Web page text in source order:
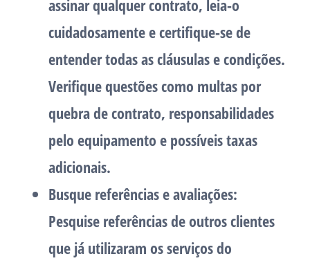
assinar qualquer contrato, leia-o
cuidadosamente e certifique-se de
entender todas as cláusulas e condições.
Verifique questões como multas por
quebra de contrato, responsabilidades
pelo equipamento e possíveis taxas
adicionais.
Busque referências e avaliações:
Pesquise referências de outros clientes
que já utilizaram os serviços do